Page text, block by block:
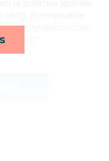
lever/coucher,
loisirs*